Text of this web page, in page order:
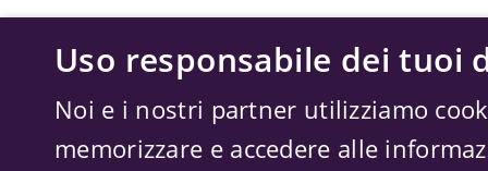
Uso responsabile dei tuoi
Noi e i nostri partner utilizziamo
memorizzare e accedere alle